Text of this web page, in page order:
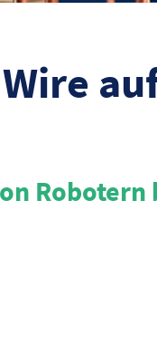
Robotern